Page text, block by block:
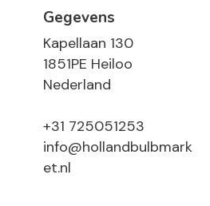
Gegevens
Kapellaan 130
1851PE Heiloo
Nederland
+31 725051253
info@hollandbulbmark
et.nl